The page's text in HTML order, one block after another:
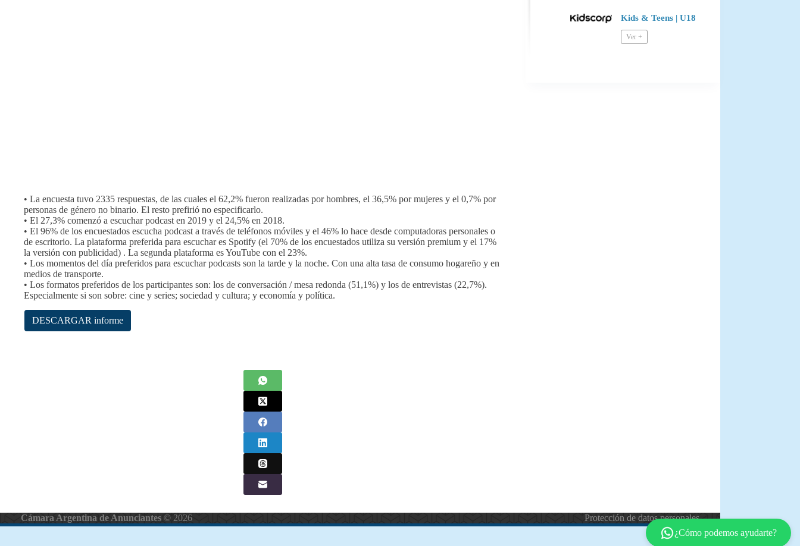
• La encuesta tuvo 2335 respuestas, de las cuales el 62,2% fueron realizadas por hombres, el 36,5% por mujeres y el 0,7% por
personas de género no binario. El resto prefirió no especificarlo.
• El 27,3% comenzó a escuchar podcast en 2019 y el 24,5% en 2018.
• El 96% de los encuestados escucha podcast a través de teléfonos móviles y el 46% lo hace desde computadoras personales o
de escritorio. La plataforma preferida para escuchar es Spotify (el 70% de los encuestados utiliza su versión premium y el 17%
la versión con publicidad) . La segunda plataforma es YouTube con el 23%.
• Los momentos del día preferidos para escuchar podcasts son la tarde y la noche. Con una alta tasa de consumo hogareño y en
medios de transporte.
• Los formatos preferidos de los participantes son: los de conversación / mesa redonda (51,1%) y los de entrevistas (22,7%).
Especialmente si son sobre: cine y series; sociedad y cultura; y economía y política.
DESCARGAR informe
Kids & Teens | U18
Cámara Argentina de Anunciantes © 2026
Protección de datos personales
¿Cómo podemos ayudarte?